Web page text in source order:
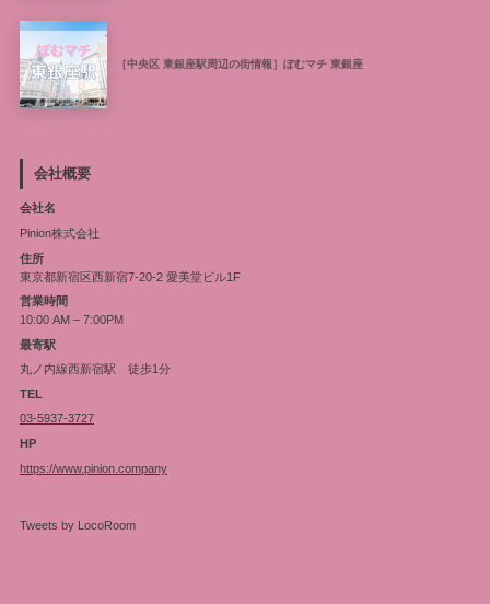
［中央区 東銀座駅周辺の街情報］ぽむマチ 東銀座
会社概要
会社名
Pinion株式会社
住所
東京都新宿区西新宿7-20-2 愛美堂ビル1F
営業時間
10:00 AM – 7:00PM
最寄駅
丸ノ内線西新宿駅 徒歩1分
TEL
03-5937-3727
HP
https://www.pinion.company
Tweets by LocoRoom